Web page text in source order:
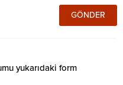
yukarıdaki form